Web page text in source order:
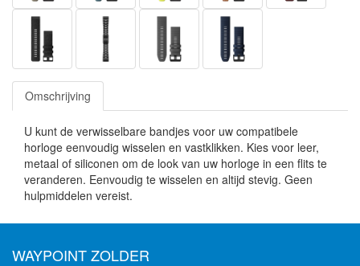
Omschrijving
U kunt de verwisselbare bandjes voor uw compatibele
horloge eenvoudig wisselen en vastklikken. Kies voor leer,
metaal of siliconen om de look van uw horloge in een flits te
veranderen. Eenvoudig te wisselen en altijd stevig. Geen
hulpmiddelen vereist.
WAYPOINT ZOLDER